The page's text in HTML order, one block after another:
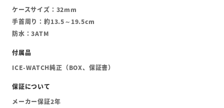
ケースサイズ：32mm
手首周り：約13.5～19.5cm
防水：3ATM
ICE-WATCH純正（BOX、保証書）
メーカー保証2年